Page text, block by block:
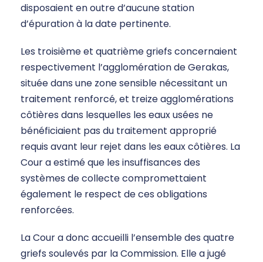
disposaient en outre d’aucune station
d’épuration à la date pertinente.
Les troisième et quatrième griefs concernaient
respectivement l’agglomération de Gerakas,
située dans une zone sensible nécessitant un
traitement renforcé, et treize agglomérations
côtières dans lesquelles les eaux usées ne
bénéficiaient pas du traitement approprié
requis avant leur rejet dans les eaux côtières. La
Cour a estimé que les insuffisances des
systèmes de collecte compromettaient
également le respect de ces obligations
renforcées.
La Cour a donc accueilli l’ensemble des quatre
griefs soulevés par la Commission. Elle a jugé